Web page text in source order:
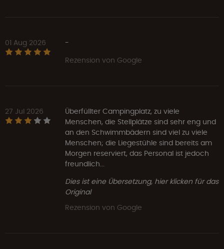
01 Aug 2026
-
Rezension von Google
27 Jul 2026
Überfüllter Campingplatz, zu viele
Menschen, die Stellplätze sind sehr eng und
an den Schwimmbädern sind viel zu viele
Menschen; die Liegestühle sind bereits am
Morgen reserviert, das Personal ist jedoch
freundlich...
Dies ist eine Übersetzung, hier klicken für das
Original
Rezension von Google